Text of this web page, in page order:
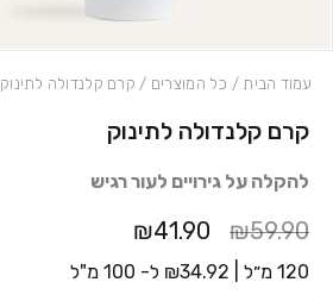
קרם קלנדולה לתינוק
להקלה על גירויים לעור רגיש
₪59.90
₪41.90
120 מ״ל | ₪34.92 ל- 100 מ"ל
כמות קרם קלנדולה לתינוק
עמוד הבית / כל המוצרים / קרם קלנדולה לתינוק